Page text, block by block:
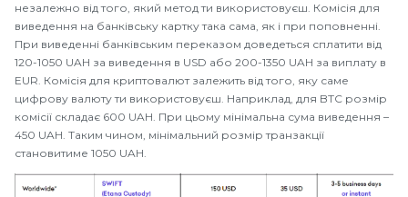
незалежно від того, який метод ти використовуєш. Комісія для
виведення на банківську картку така сама, як і при поповненні.
При виведенні банківським переказом доведеться сплатити від
120-1050 UAH за виведення в USD або 200-1350 UAH за виплату в
EUR. Комісія для криптовалют залежить від того, яку саме
цифрову валюту ти використовуєш. Наприклад, для BTC розмір
комісії складає 600 UAH. При цьому мінімальна сума виведення –
450 UAH. Таким чином, мінімальний розмір транзакції
становитиме 1050 UAH.